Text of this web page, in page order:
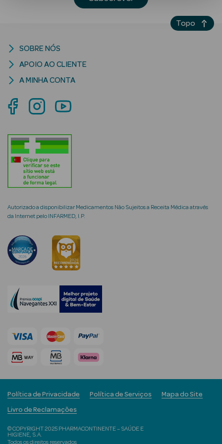
Solares
Rosto
Lábios
Criança
Ver Tudo
Rosto
Hidratantes
Séruns Faciais
Anti-
envelhecimento
Autorizado a disponibilizar Medicamentos Não Sujeitos a Receita Médica através
da Internet pelo INFARMED, I.P.
SOBRE NÓS
APOIO AO CLIENTE
A MINHA CONTA
© COPYRIGHT 2025 PHARMACONTINENTE – SAÚDE E
HIGIENE, S.A.
Todos os direitos reservados
Política de Privacidade Política de Serviços Mapa do Site
Livro de Reclamações
Topo